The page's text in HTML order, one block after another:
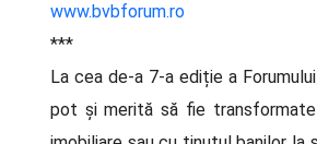
www.bvbforum.ro
***
La cea de-a 7-a ediție a
pot și merită să fie